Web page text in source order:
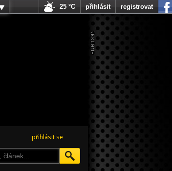
přihlásit se
25 °C přihlásit registrovat